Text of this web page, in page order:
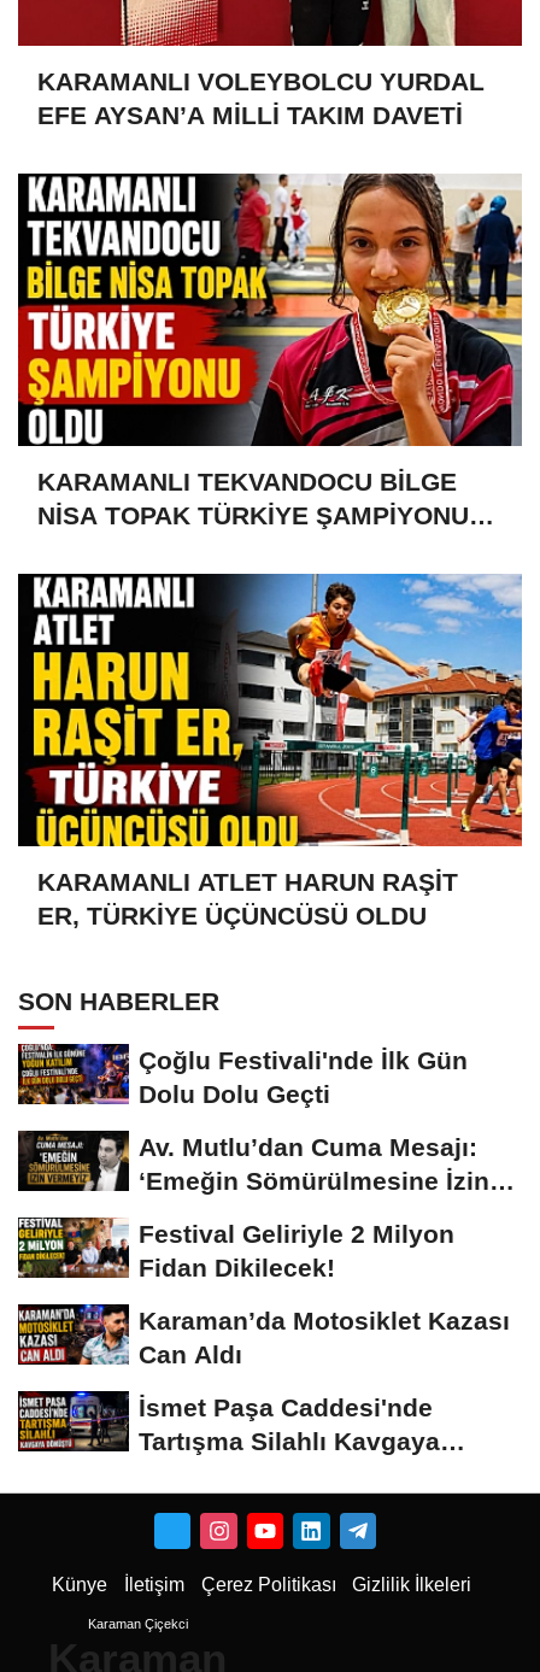
KARAMANLI VOLEYBOLCU YURDAL
EFE AYSAN’A MİLLİ TAKIM DAVETİ
KARAMANLI TEKVANDOCU BİLGE
NİSA TOPAK TÜRKİYE ŞAMPİYONU
KARAMANLI ATLET HARUN RAŞİT
ER, TÜRKİYE ÜÇÜNCÜSÜ OLDU
SON HABERLER
Çoğlu Festivali'nde İlk Gün
Dolu Dolu Geçti
Av. Mutlu’dan Cuma Mesajı:
‘Emeğin Sömürülmesine İzin
Festival Geliriyle 2 Milyon
Fidan Dikilecek!
Karaman’da Motosiklet Kazası
Can Aldı
İsmet Paşa Caddesi'nde
Tartışma Silahlı Kavgaya
Künye İletişim Çerez Politikası Gizlilik İlkeleri
Karaman Çiçekci
Karaman